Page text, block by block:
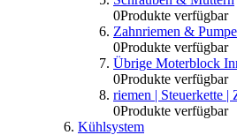
0Produkte verfügbar
Zahnriemen &
0Produkte verfügbar
Übrige Moterblock
0Produkte verfügbar
riemen | Steuerkette |
0Produkte verfügbar
Kühlsystem